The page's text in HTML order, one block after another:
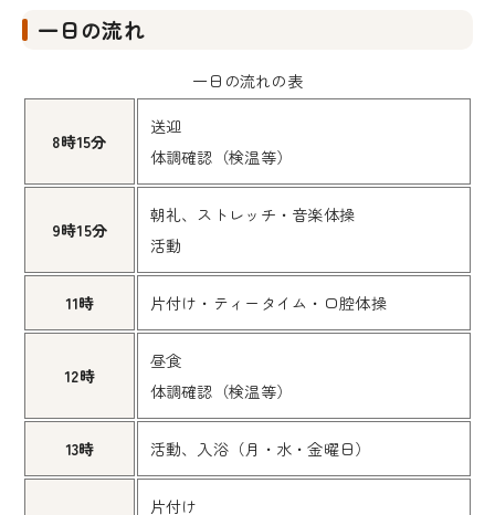
一日の流れ
一日の流れの表
8時15分
送迎
体調確認（検温等）
9時15分
朝礼、ストレッチ・音楽体操
活動
11時 片付け・ティータイム・口腔体操
12時
昼食
体調確認（検温等）
13時 活動、入浴（月・水・金曜日）
片付け